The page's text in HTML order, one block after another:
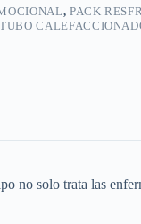
, PACK
TUBO
no solo trata las